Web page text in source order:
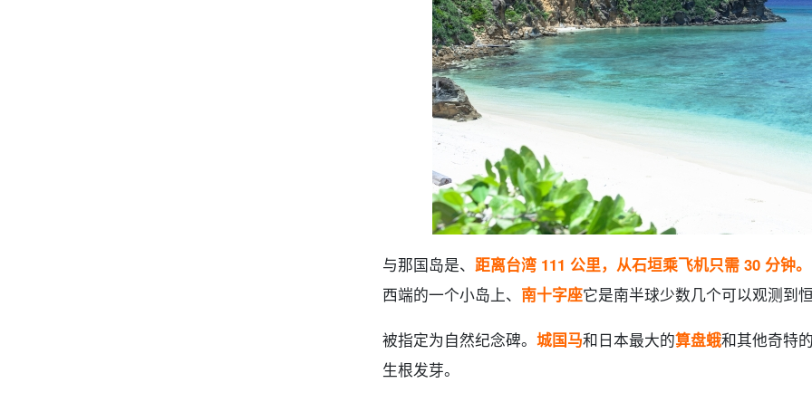
与那国岛是、 距离台湾 111 公里，从石垣乘飞机只需 30 分钟。
西端的一个小岛上、 南十字座它是南半球少数几个可以观测到
被指定为自然纪念碑。 城国马和日本最大的算盘蛾和其他奇特
生根发芽。